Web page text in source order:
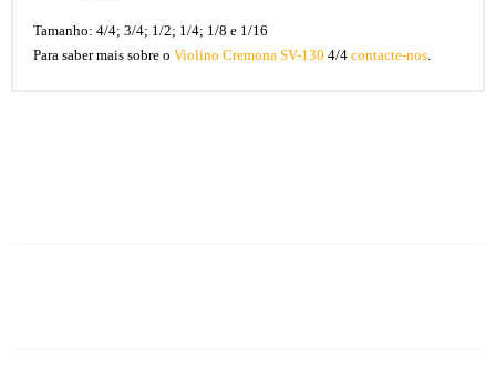
Tamanho: 4/4; 3/4; 1/2; 1/4; 1/8 e 1/16
Para saber mais sobre o Violino Cremona SV-130 4/4 contacte-nos.